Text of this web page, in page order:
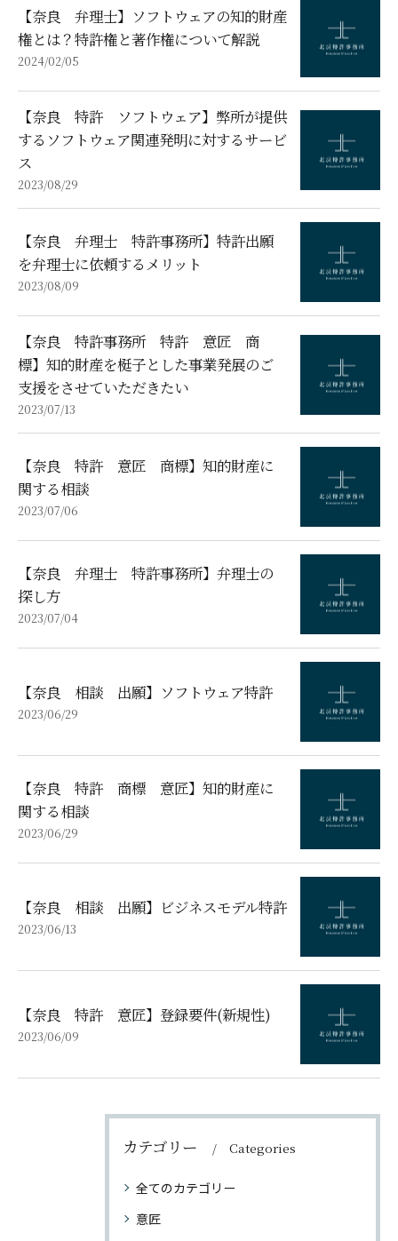
【奈良 弁理士】ソフトウェアの知的財産
権とは？特許権と著作権について解説
2024/02/05
【奈良 特許 ソフトウェア】弊所が提供
するソフトウェア関連発明に対するサービ
ス
2023/08/29
【奈良 弁理士 特許事務所】特許出願
を弁理士に依頼するメリット
2023/08/09
【奈良 特許事務所 特許 意匠 商
標】知的財産を梃子とした事業発展のご
支援をさせていただきたい
2023/07/13
【奈良 特許 意匠 商標】知的財産に
関する相談
2023/07/06
【奈良 弁理士 特許事務所】弁理士の
探し方
2023/07/04
【奈良 相談 出願】ソフトウェア特許
2023/06/29
【奈良 特許 商標 意匠】知的財産に
関する相談
2023/06/29
【奈良 相談 出願】ビジネスモデル特許
2023/06/13
【奈良 特許 意匠】登録要件(新規性)
2023/06/09
カテゴリー Categories
全てのカテゴリー
意匠